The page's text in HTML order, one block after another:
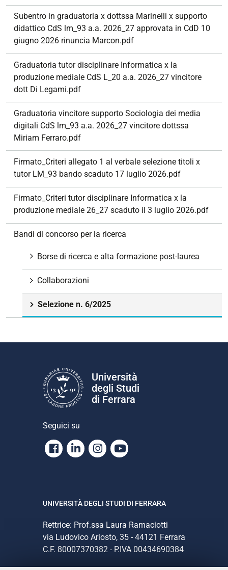
Subentro in graduatoria x dottssa Marinelli x supporto
didattico CdS lm_93 a.a. 2026_27 approvata in CdD 10
giugno 2026 rinuncia Marcon.pdf
Graduatoria tutor disciplinare Informatica x la
produzione mediale CdS L_20 a.a. 2026_27 vincitore
dott Di Legami.pdf
Graduatoria vincitore supporto Sociologia dei media
digitali CdS lm_93 a.a. 2026_27 vincitore dottssa
Miriam Ferraro.pdf
Firmato_Criteri allegato 1 al verbale selezione titoli x
tutor LM_93 bando scaduto 17 luglio 2026.pdf
Firmato_Criteri tutor disciplinare Informatica x la
produzione mediale 26_27 scaduto il 3 luglio 2026.pdf
Bandi di concorso per la ricerca
Borse di ricerca e alta formazione post-laurea
Collaborazioni
Selezione n. 6/2025
Università
degli Studi
di Ferrara
Seguici su
Facebook
LinkedinInstagram
Youtube
UNIVERSITÀ DEGLI STUDI DI FERRARA
Rettrice: Prof.ssa Laura Ramaciotti
via Ludovico Ariosto, 35 - 44121 Ferrara
C.F. 80007370382 - P.IVA 00434690384